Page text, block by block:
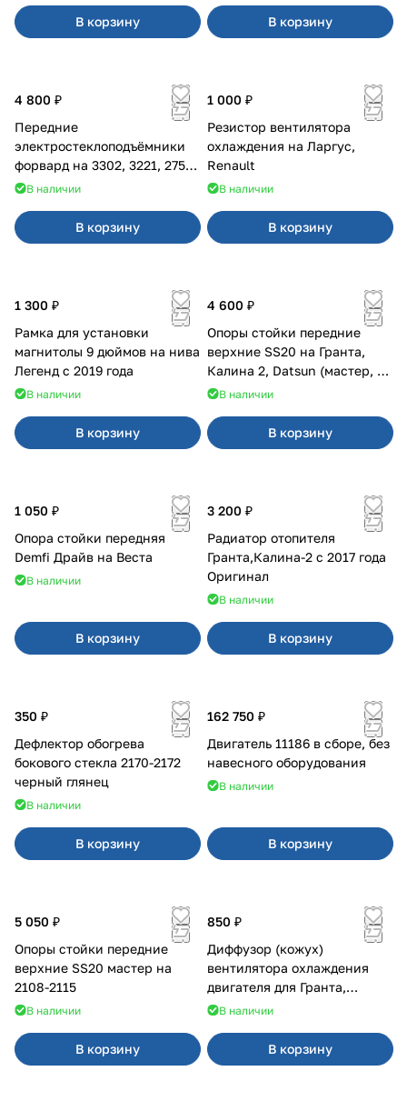
В корзину В корзину
4 800 ₽
Передние
электростеклоподъёмники
форвард на 3302, 3221, 2752,
2217В наличии
В корзину
1 000 ₽
Резистор вентилятора
охлаждения на Ларгус,
Renault
В наличии
В корзину
1 300 ₽
Рамка для установки
магнитолы 9 дюймов на нива
Легенд с 2019 года
В наличии
В корзину
4 600 ₽
Опоры стойки передние
верхние SS20 на Гранта,
Калина 2, Datsun (мастер, с
ЭлУР, с подшипником) 2шт
В наличии
В корзину
1 050 ₽
Опора стойки передняя
Demfi Драйв на Веста
В наличии
В корзину
3 200 ₽
Радиатор отопителя
Гранта,Калина-2 с 2017 года
Оригинал
В наличии
В корзину
350 ₽
Дефлектор обогрева
бокового стекла 2170-2172
черный глянец
В наличии
В корзину
162 750 ₽
Двигатель 11186 в сборе, без
навесного оборудования
В наличии
В корзину
5 050 ₽
Опоры стойки передние
верхние SS20 мастер на
2108-2115
В наличии
В корзину
850 ₽
Диффузор (кожух)
вентилятора охлаждения
двигателя для Гранта,
Калина-2, Датсун нового
В наличии
В корзину